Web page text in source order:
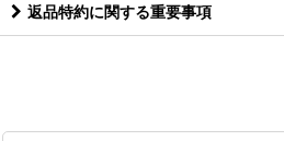
返品特約に関する重要事項